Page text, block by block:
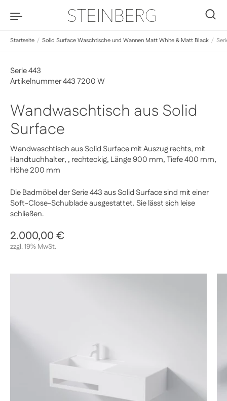
Startseite / Solid Surface Waschtische und Wannen Matt White & Matt Black /
Wandwaschtisch aus Solid
Surface
Wandwaschtisch aus Solid Surface mit Auszug rechts, mit
Handtuchhalter, , rechteckig, Länge 900 mm, Tiefe 400 mm,
Höhe 200 mm
Die Badmöbel der Serie 443 aus Solid Surface sind mit einer
Soft-Close-Schublade ausgestattet. Sie lässt sich leise
schließen.
Serie 443
Artikelnummer 443 7200 W
Regulärer Preis
2.000,00 €
zzgl. 19% MwSt.